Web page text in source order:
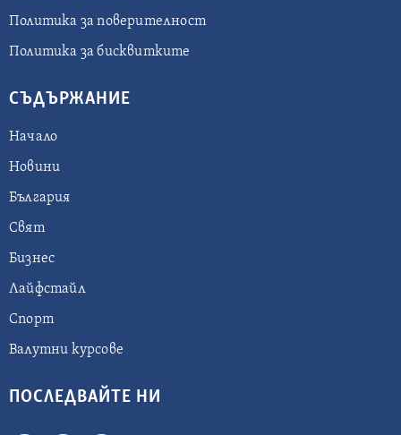
Политика за поверителност
Политика за бисквитките
СЪДЪРЖАНИЕ
Начало
Новини
България
Свят
Бизнес
Лайфстайл
Спорт
Валутни курсове
ПОСЛЕДВАЙТЕ НИ